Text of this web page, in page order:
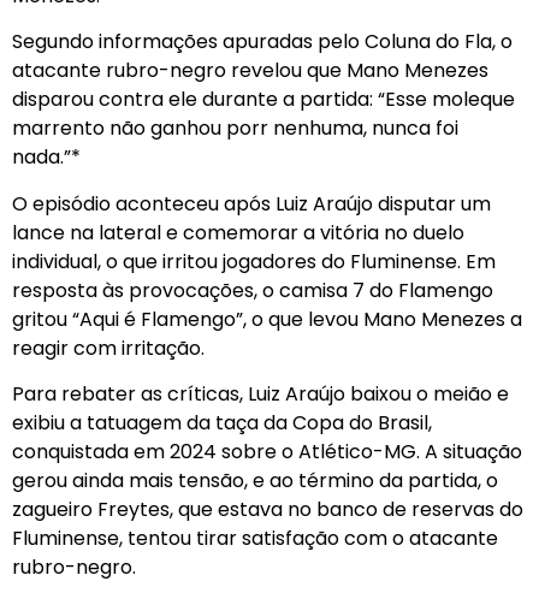
Segundo informações apuradas pelo Coluna do Fla, o
atacante rubro-negro revelou que Mano Menezes
disparou contra ele durante a partida: “Esse moleque
marrento não ganhou porr nenhuma, nunca foi
nada.”*
O episódio aconteceu após Luiz Araújo disputar um
lance na lateral e comemorar a vitória no duelo
individual, o que irritou jogadores do Fluminense. Em
resposta às provocações, o camisa 7 do Flamengo
gritou “Aqui é Flamengo”, o que levou Mano Menezes a
reagir com irritação.
Para rebater as críticas, Luiz Araújo baixou o meião e
exibiu a tatuagem da taça da Copa do Brasil,
conquistada em 2024 sobre o Atlético-MG. A situação
gerou ainda mais tensão, e ao término da partida, o
zagueiro Freytes, que estava no banco de reservas do
Fluminense, tentou tirar satisfação com o atacante
rubro-negro.